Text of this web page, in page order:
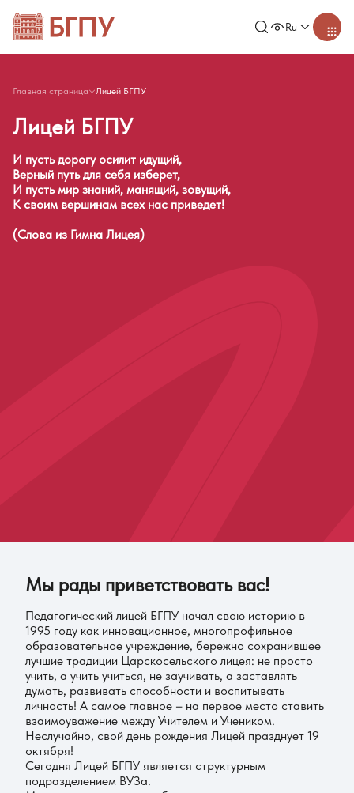
Ru
Главная страница Лицей БГПУ
Лицей БГПУ
И пусть дорогу осилит идущий,
Верный путь для себя изберет,
И пусть мир знаний, манящий, зовущий,
К своим вершинам всех нас приведет!
(Слова из Гимна Лицея)
Мы рады приветствовать вас!
Педагогический лицей БГПУ начал свою историю в
1995 году как инновационное, многопрофильное
образовательное учреждение, бережно сохранившее
лучшие традиции Царскосельского лицея: не просто
учить, а учить учиться, не заучивать, а заставлять
думать, развивать способности и воспитывать
личность! А самое главное – на первое место ставить
взаимоуважение между Учителем и Учеником.
Неслучайно, свой день рождения Лицей празднует 19
октября!
Сегодня Лицей БГПУ является структурным
подразделением ВУЗа.